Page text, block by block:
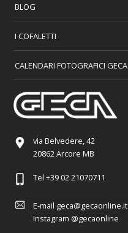
BLOG
I COFALETTI
CALENDARI FOTOGRAFICI GECA
via Belvedere, 42
20862 Arcore MB
Tel +39 02 21070711
E-mail geca@gecaonline.it
Instagram @gecaonline